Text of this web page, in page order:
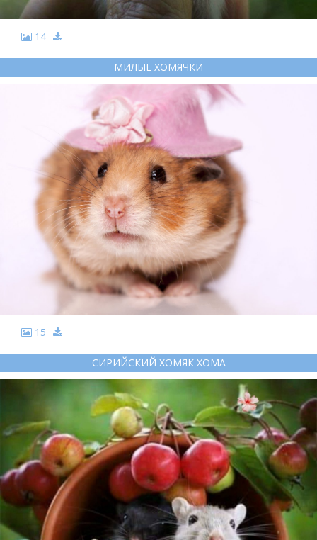
14
МИЛЫЕ ХОМЯЧКИ
15
СИРИЙСКИЙ ХОМЯК ХОМА